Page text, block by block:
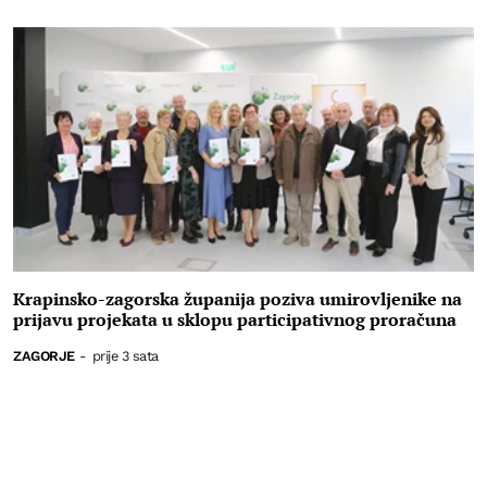
Krapinsko-zagorska županija poziva umirovljenike na
prijavu projekata u sklopu participativnog proračuna
ZAGORJE - prije 3 sata